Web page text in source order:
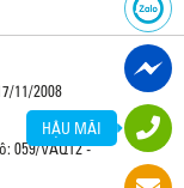
11/2008
059/VAQ12 -
HẬU MÃI